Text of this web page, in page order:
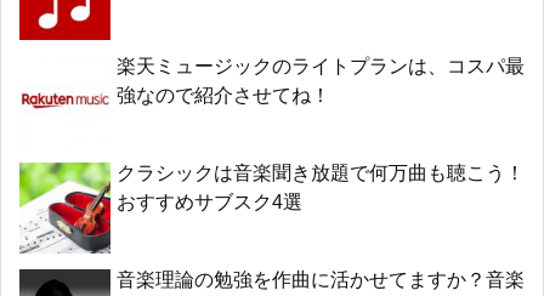
楽天ミュージックのライトプランは、コスパ最
強なので紹介させてね！
クラシックは音楽聞き放題で何万曲も聴こう！
おすすめサブスク4選
音楽理論の勉強を作曲に活かせてますか？音楽